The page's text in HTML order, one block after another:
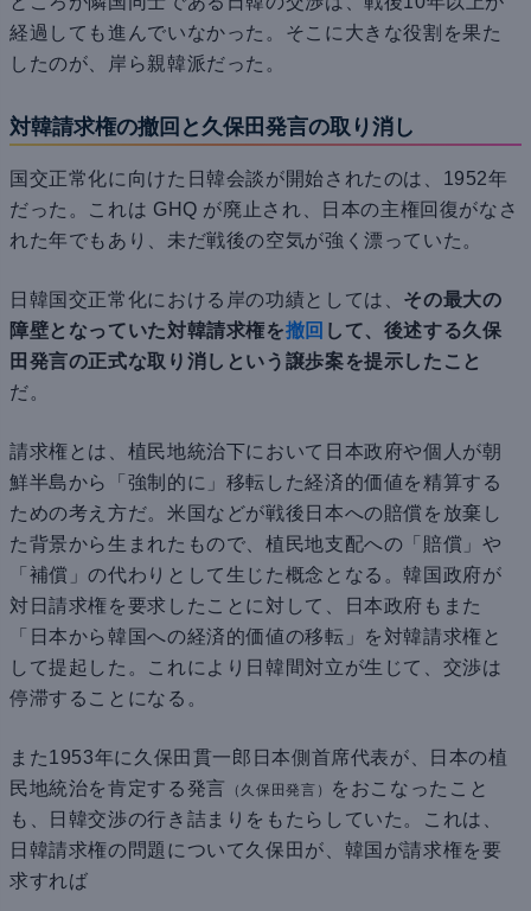
経過しても進んでいなかった。そこに大きな役割を果た
したのが、岸ら親韓派だった。
対韓請求権の撤回と久保田発言の取り消し
国交正常化に向けた日韓会談が開始されたのは、1952年
だった。これは GHQ が廃止され、日本の主権回復がなさ
れた年でもあり、未だ戦後の空気が強く漂っていた。
日韓国交正常化における岸の功績としては、 その最大の
障壁となっていた対韓請求権を撤回 して、後述する久保
田発言の正式な取り消しという譲歩案を提示したこと
だ。
請求権とは、植民地統治下において日本政府や個人が朝
鮮半島から「強制的に」移転した経済的価値を精算する
ための考え方だ。米国などが戦後日本への賠償を放棄し
た背景から生まれたもので、植民地支配への「賠償」や
「補償」の代わりとして生じた概念となる。韓国政府が
対日請求権を要求したことに対して、日本政府もまた
「日本から韓国への経済的価値の移転」を対韓請求権と
して提起した。これにより日韓間対立が生じて、交渉は
停滞することになる。
また1953年に久保田貫一郎日本側首席代表が、日本の植
民地統治を肯定する発言
（久保田発言）
をおこなったこと
も、日韓交渉の行き詰まりをもたらしていた。これは、
日韓請求権の問題について久保田が、韓国が請求権を要
求すれば